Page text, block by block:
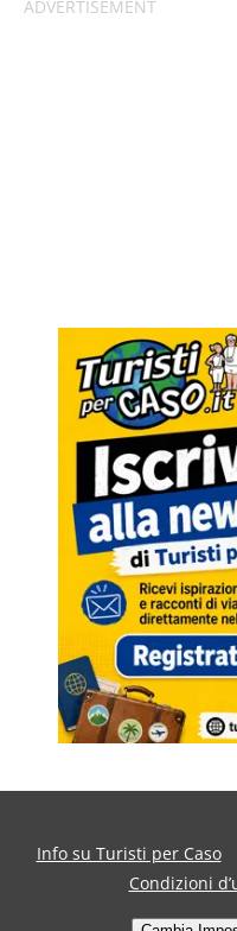
Info su Turisti per Caso
Condizioni